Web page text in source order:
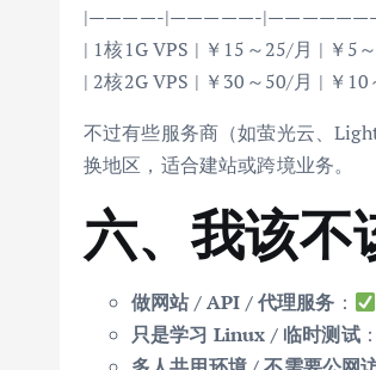
|————-|—————-
| 1核1G VPS | ￥15～25/月 | ￥5
| 2核2G VPS | ￥30～50/月 | ￥
不过有些服务商（如萤光云、
换地区，适合建站或跨境业务。
六、我该不
做网站 / API / 代理服务 ：
只是学习 Linux / 临时测试：